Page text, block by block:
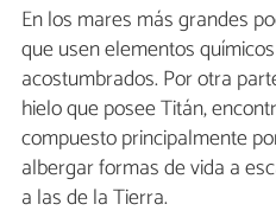
En los mares más grandes
que usen elementos
acostumbrados. Por otra
hielo que posee Titán,
compuesto principalmente
albergar formas de vida a
a las de la Tierra.